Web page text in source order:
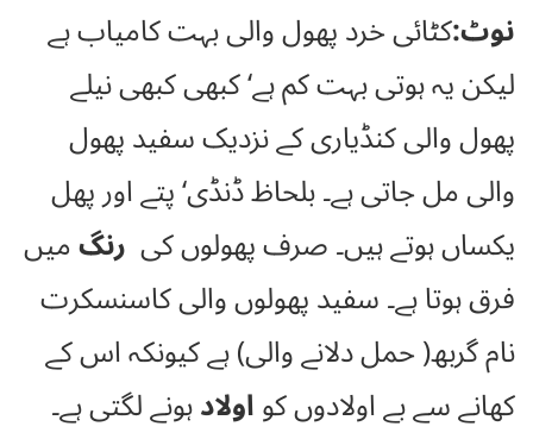
نوٹ:کٹائی خرد پھول والی بہت کامیاب ہے
لیکن یہ ہوتی بہت کم ہے‘ کبھی کبھی نیلے
پھول والی کنڈیاری کے نزدیک سفید پھول
والی مل جاتی ہے۔ بلحاظ ڈنڈی‘ پتے اور پھل
یکساں ہوتے ہیں۔ صرف پھولوں کی رنگمیں
فرق ہوتا ہے۔ سفید پھولوں والی کاسنسکرت
نام گربھ( حمل دلانے والی) ہے کیونکہ اس کے
کھانے سے بے اولادوں کواولادہونے لگتی ہے۔